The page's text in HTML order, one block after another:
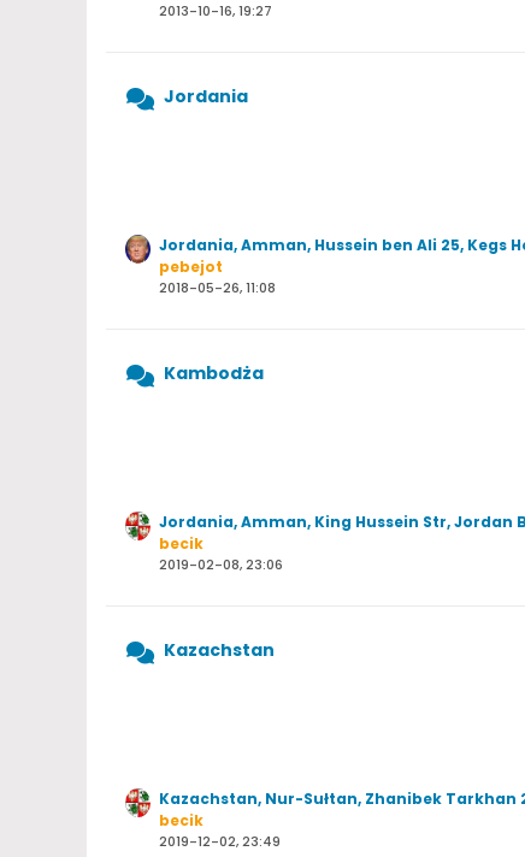
2013-10-16, 19:27
Jordania
Jordania, Amman, Hussein ben Ali 25, Kegs
pebejot
2018-05-26, 11:08
Kambodża
Jordania, Amman, King Hussein Str, Jordan
becik
2019-02-08, 23:06
Kazachstan
Kazachstan, Nur-Sułtan, Zhanibek Tarkhan
becik
2019-12-02, 23:49